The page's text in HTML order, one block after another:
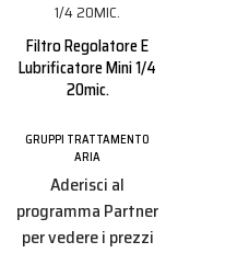
Filtro Regolatore E
Lubrificatore Mini 1/4
20mic.
GRUPPI TRATTAMENTO
ARIA
Aderisci al
programma Partner
per vedere i prezzi